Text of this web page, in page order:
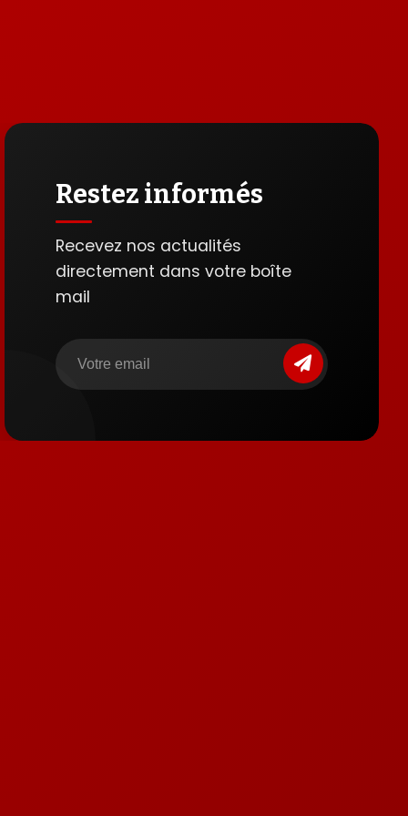
Restez informés
Recevez nos actualités
directement dans votre boîte
mail